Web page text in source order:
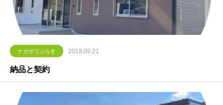
ナガサワぷらす 2018.09.21
納品と契約